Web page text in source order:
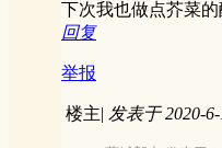
下次我也做点芥菜的
回复
举报
楼主| 发表于 2020-